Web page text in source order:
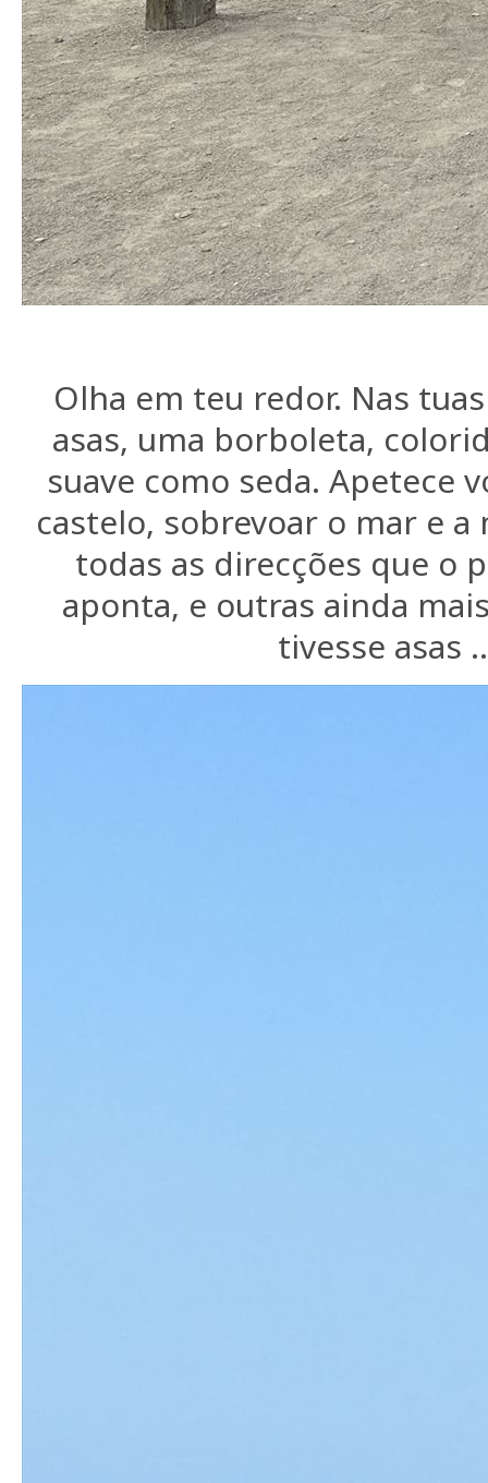
Olha em teu redor. Nas
asas, uma borboleta,
suave como seda. Apetece
castelo, sobrevoar o mar e
todas as direcções que o
aponta, e outras ainda
tivesse asas